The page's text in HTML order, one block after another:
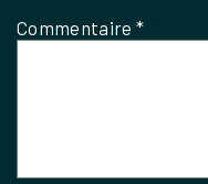
Commentaire*